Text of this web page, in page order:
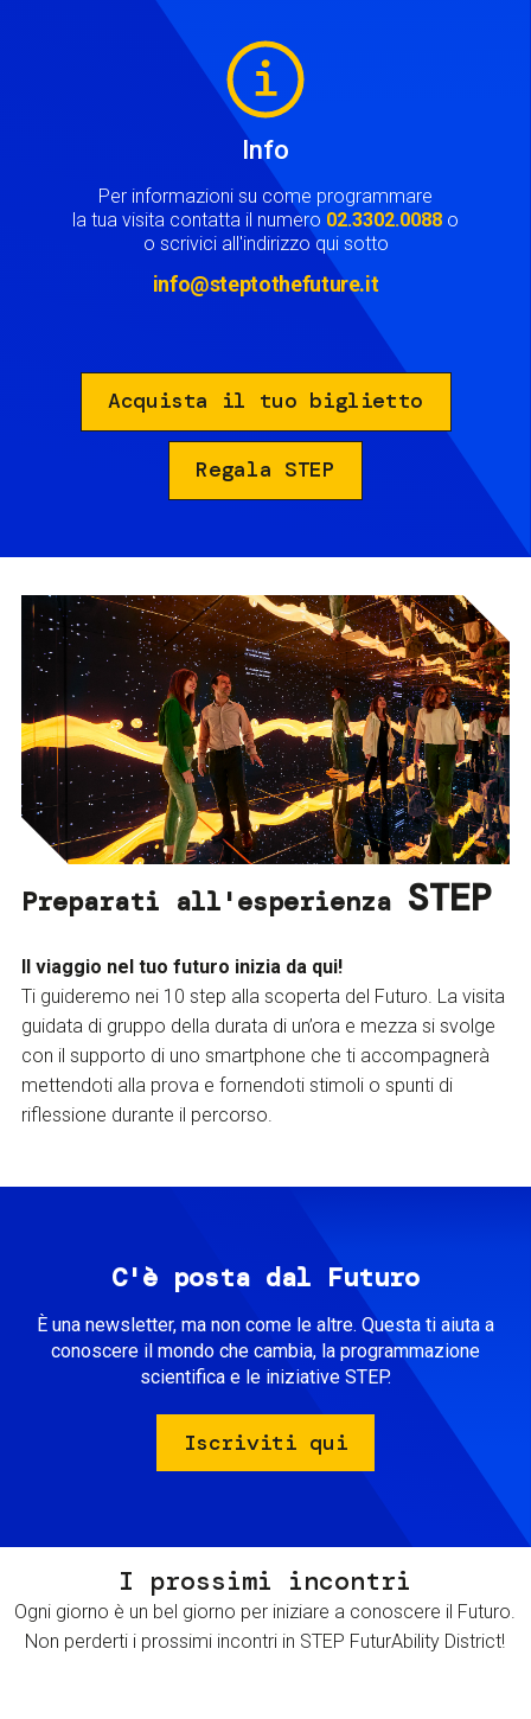
Info
Per informazioni su come programmare
la tua visita contatta il numero 02.3302.0088 o
o scrivici all'indirizzo qui sotto
info@steptothefuture.it
Acquista il tuo biglietto
Regala STEP
Preparati all'esperienza STEP
Il viaggio nel tuo futuro inizia da qui!
Ti guideremo nei 10 step alla scoperta del Futuro. La visita
guidata di gruppo della durata di un’ora e mezza si svolge
con il supporto di uno smartphone che ti accompagnerà
mettendoti alla prova e fornendoti stimoli o spunti di
riflessione durante il percorso.
C'è posta dal Futuro
È una newsletter, ma non come le altre. Questa ti aiuta a
conoscere il mondo che cambia, la programmazione
scientifica e le iniziative STEP.
Iscriviti qui
I prossimi incontri
Ogni giorno è un bel giorno per iniziare a conoscere il Futuro.
Non perderti i prossimi incontri in STEP FuturAbility District!